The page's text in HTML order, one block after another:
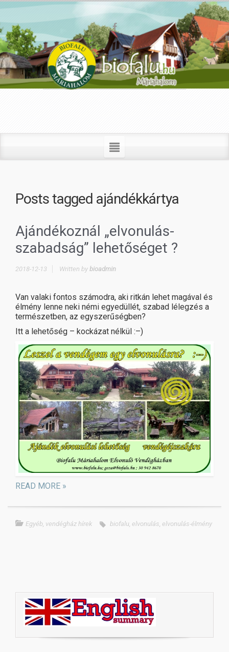
Posts tagged ajándékkártya
Ajándékoznál „elvonulás-
szabadság” lehetőséget ?
2018-12-13 Written by bioadmin
Van valaki fontos számodra, aki ritkán lehet magával és
élmény lenne neki némi egyedüllét, szabad lélegzés a
természetben, az egyszerűségben?
Itt a lehetőség – kockázat nélkül :–)
READ MORE »
Egyéb vendégház hírek biofalu elvonulás elvonulás-élmény